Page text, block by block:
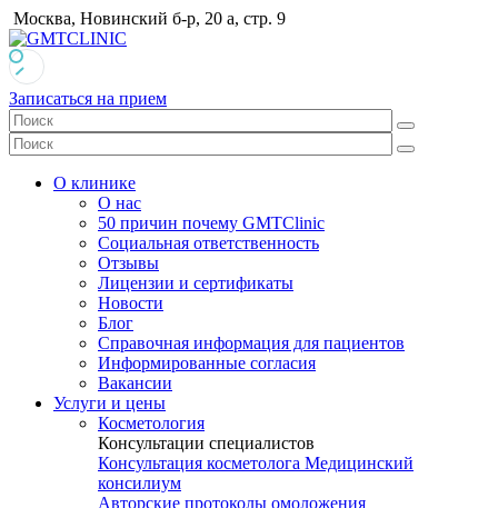
Москва, Новинский б-р, 20 а, стр. 9
Записаться на прием
О клинике
О нас
50 причин почему GMTClinic
Социальная ответственность
Отзывы
Лицензии и сертификаты
Новости
Блог
Справочная информация для пациентов
Информированные согласия
Вакансии
Услуги и цены
Косметология
Консультации специалистов
Консультация косметолога Медицинский
консилиум
Авторские протоколы омоложения